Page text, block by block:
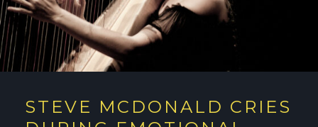
STEVE MCDONALD CRIES